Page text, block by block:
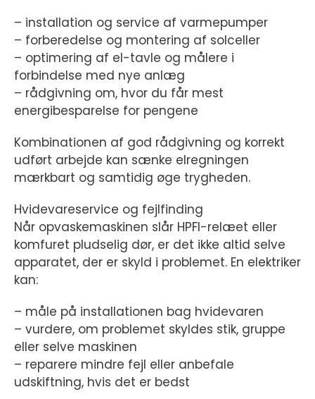
– installation og service af varmepumper
– forberedelse og montering af solceller
– optimering af el-tavle og målere i
forbindelse med nye anlæg
– rådgivning om, hvor du får mest
energibesparelse for pengene
Kombinationen af god rådgivning og korrekt
udført arbejde kan sænke elregningen
mærkbart og samtidig øge trygheden.
Hvidevareservice og fejlfinding
Når opvaskemaskinen slår HPFI-relæet eller
komfuret pludselig dør, er det ikke altid selve
apparatet, der er skyld i problemet. En elektriker
kan:
– måle på installationen bag hvidevaren
– vurdere, om problemet skyldes stik, gruppe
eller selve maskinen
– reparere mindre fejl eller anbefale
udskiftning, hvis det er bedst